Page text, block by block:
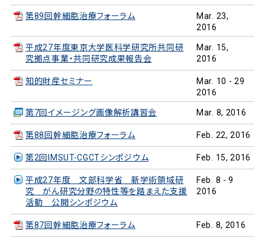
第89回幹細胞治療フォーラム
Mar. 23,
2016
平成27年度東京大学医科学研究所共同研
究拠点事業・共同研究成果報告会
Mar. 15,
2016
知的財産セミナー
Mar. 10 - 29
2016
第7回イメージング画像解析講習会 Mar. 8, 2016
第88回幹細胞治療フォーラム Feb. 22, 2016
第2回IMSUT-CGCTシンポジウム Feb. 15, 2016
平成27年度 文部科学省 新学術領域研
究 がん研究分野の特性等を踏まえた支援
活動 公開シンポジウム
Feb. 8 - 9
2016
第87回幹細胞治療フォーラム Feb. 8, 2016